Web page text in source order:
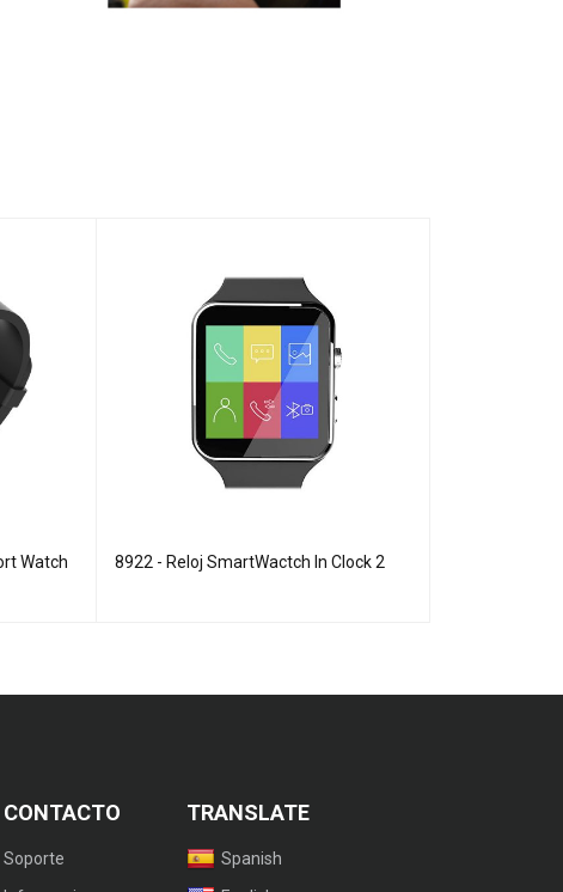
Watch
8922 - Reloj SmartWactch In Clock 2
CONTACTO
Soporte
TRANSLATE
Spanish